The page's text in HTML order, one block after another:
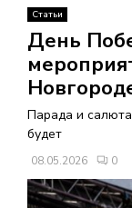
О
В
Н
О
Статьи
День
Парада и
будет
08.05.2026 0